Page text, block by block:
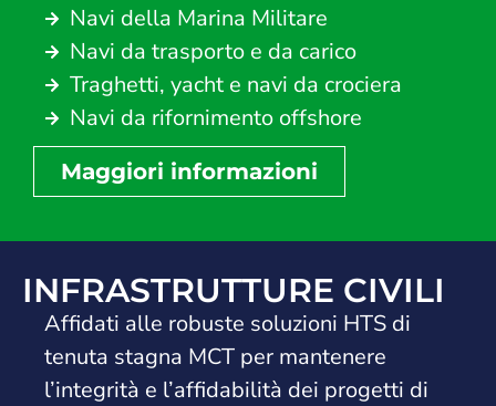
Navi della Marina Militare
Navi da trasporto e da carico
Traghetti, yacht e navi da crociera
Navi da rifornimento offshore
Maggiori informazioni
INFRASTRUTTURE CIVILI
Affidati alle robuste soluzioni HTS di
tenuta stagna MCT per mantenere
l’integrità e l’affidabilità dei progetti di